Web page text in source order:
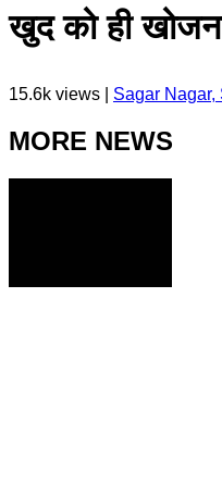
खुद को ही
15.6k views | Sagar Nagar,
MORE NEWS